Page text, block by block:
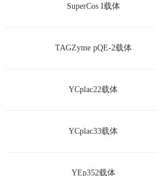
SuperCos I载体
TAGZyme pQE-2载体
YCplac22载体
YCplac33载体
YEp352载体